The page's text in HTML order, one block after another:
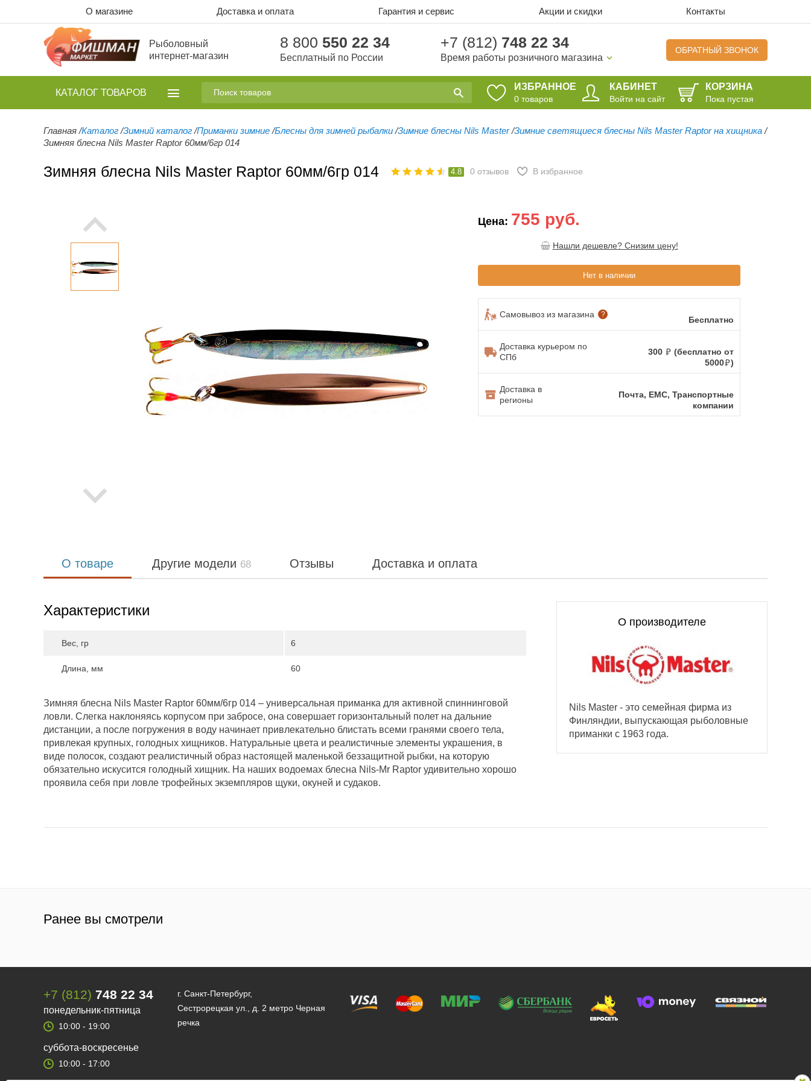
О магазине Доставка и оплата Гарантия и сервис Акции и скидки Контакты
Рыболовный
интернет-магазин
8 800 550 22 34
Бесплатный по России
+7 (812) 748 22 34
Время работы розничного магазина
ОБРАТНЫЙ ЗВОНОК
ИЗБРАННОЕ
0 товаров
КАБИНЕТ
Войти на сайт
КОРЗИНА
Пока пустая
КАТАЛОГ ТОВАРОВ
Главная /Каталог /Зимний каталог /Приманки зимние /Блесны для зимней рыбалки /Зимние блесны Nils Master /Зимние светящиеся блесны Nils Master Raptor на хищника /
Зимняя блесна Nils Master Raptor 60мм/6гр 014
Зимняя блесна Nils Master Raptor 60мм/6гр 014 4.8 0 отзывов В избранное
Цена: 755 руб.
Нашли дешевле? Снизим цену!
Нет в наличии
Самовывоз из магазина ?
Бесплатно
Доставка курьером по
СПб
300
(бесплатно от
5000
)
Доставка в
регионы
Почта, ЕМС, Транспортные
компании
О товаре Другие модели 68 Отзывы Доставка и оплата
О производителе
Nils Master - это семейная фирма из
Финляндии, выпускающая рыболовные
приманки с 1963 года.
Характеристики
Вес, гр 6
Длина, мм 60
Зимняя блесна Nils Master Raptor 60мм/6гр 014 – универсальная приманка для активной спиннинговой
ловли. Слегка наклоняясь корпусом при забросе, она совершает горизонтальный полет на дальние
дистанции, а после погружения в воду начинает привлекательно блистать всеми гранями своего тела,
привлекая крупных, голодных хищников. Натуральные цвета и реалистичные элементы украшения, в
виде полосок, создают реалистичный образ настоящей маленькой беззащитной рыбки, на которую
обязательно искусится голодный хищник. На наших водоемах блесна Nils-Mr Raptor удивительно хорошо
проявила себя при ловле трофейных экземпляров щуки, окуней и судаков.
Ранее вы смотрели
+7 (812) 748 22 34
понедельник-пятница
10:00 - 19:00
суббота-воскресенье
10:00 - 17:00
г. Санкт-Петербург,
Сестрорецкая ул., д. 2 метро Черная
речка